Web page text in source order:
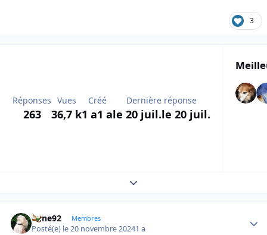
3
Réponses
263
Vues
36,7 k
Créé
1 a1 a
Dernière réponse
le 20 juil.le 20 juil.
Expand topic overview
anne92 Membres
Posté(e) le 20 novembre 20241 a